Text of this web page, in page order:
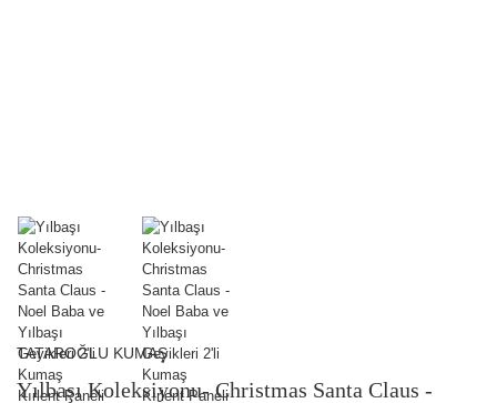
TATAROĞLU KUMAŞ
Yılbaşı Koleksiyonu- Christmas Santa Claus -